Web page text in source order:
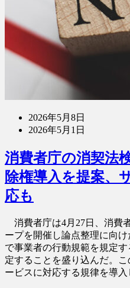
2026年5月8日
2026年5月1日
消費者庁の消契法
除権導入を提案、
応も
消費者庁は4月27日、消費
ープを開催し論点整理に向
で事業者の行動規範を規定
定することを盛り込んだ。
ービスに対応する規律を導